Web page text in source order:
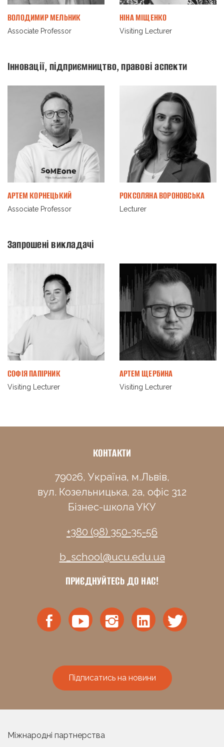
ВОЛОДИМИР МЕЛЬНИК
Associate Professor
НІНА МІЩЕНКО
Visiting Lecturer
Інновації, підприємництво, правові аспекти
АРТЕМ КОРНЕЦЬКИЙ
Associate Professor
РОКСОЛЯНА ВОРОНОВСЬКА
Lecturer
Запрошені викладачі
СОФІЯ ПАПІРНИК
Visiting Lecturer
АРТЕМ ЩЕРБИНА
Visiting Lecturer
КОНТАКТИ
79026, Україна, м.Львів,
вул. Козельницька, 2а, офіс 312
Бізнес-школа УКУ
+380 (98) 350-35-56
b_school@ucu.edu.ua
ПРИЄДНУЙТЕСЬ ДО НАС!
Підписатись на новини
Міжнародні партнерства